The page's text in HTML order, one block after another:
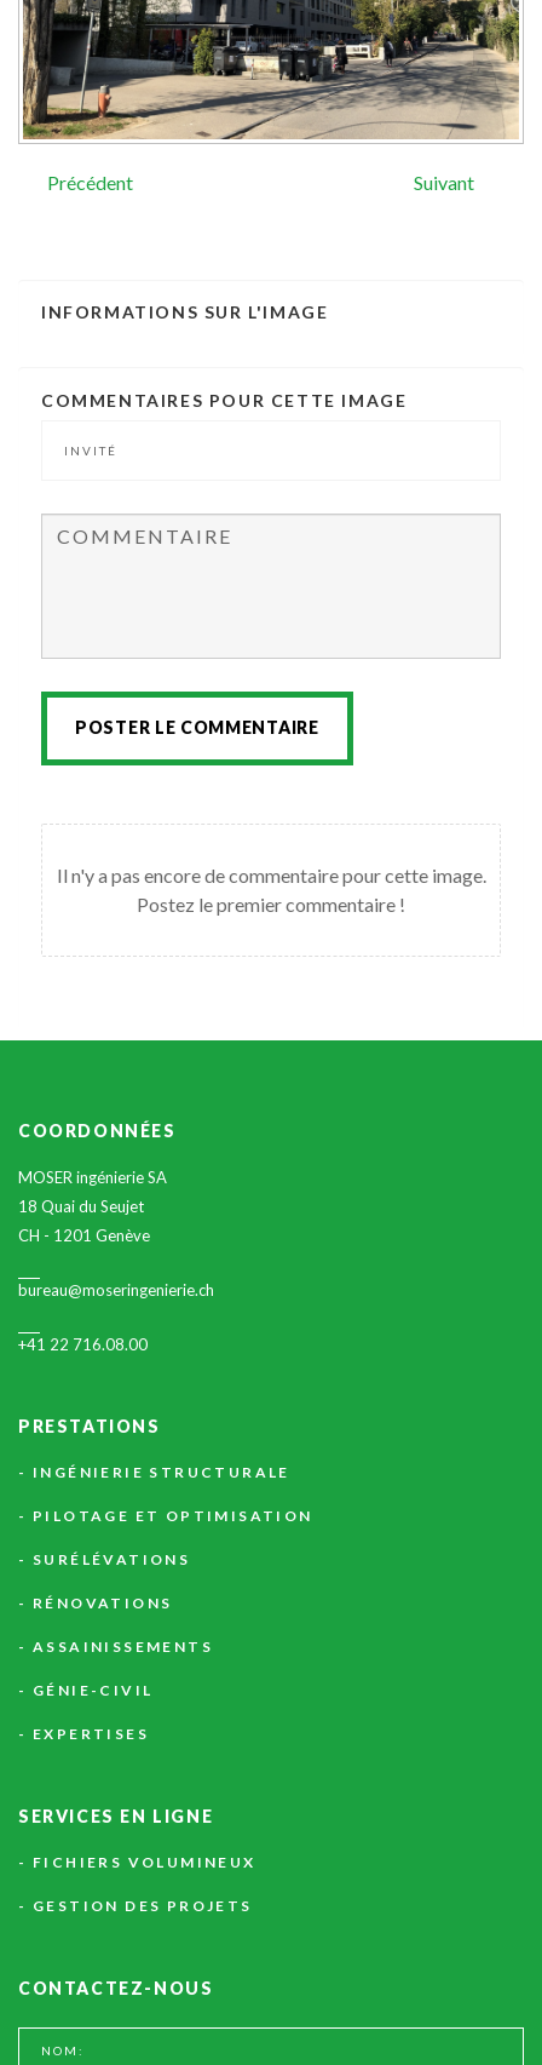
Précédent Suivant
INFORMATIONS SUR L'IMAGE
COMMENTAIRES POUR CETTE IMAGE
POSTER LE COMMENTAIRE
Il n'y a pas encore de commentaire pour cette image.
Postez le premier commentaire !
COORDONNÉES
MOSER ingénierie SA
18 Quai du Seujet
CH - 1201 Genève
bureau@moseringenierie.ch
+41 22 716.08.00
PRESTATIONS
INGÉNIERIE STRUCTURALE
PILOTAGE ET OPTIMISATION
SURÉLÉVATIONS
RÉNOVATIONS
ASSAINISSEMENTS
GÉNIE-CIVIL
EXPERTISES
SERVICES EN LIGNE
FICHIERS VOLUMINEUX
GESTION DES PROJETS
CONTACTEZ-NOUS